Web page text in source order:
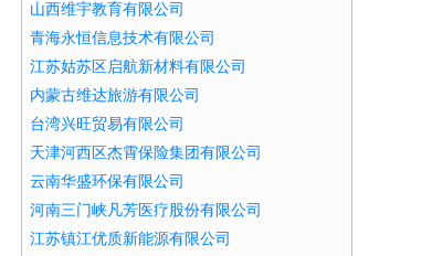
山西维宇教育有限公司
青海永恒信息技术有限公司
江苏姑苏区启航新材料有限公司
内蒙古维达旅游有限公司
台湾兴旺贸易有限公司
天津河西区杰霄保险集团有限公司
云南华盛环保有限公司
河南三门峡凡芳医疗股份有限公司
江苏镇江优质新能源有限公司